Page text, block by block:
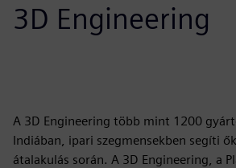
3D Engineering
A 3D Engineering több mint 1200
Indiában, ipari szegmensekben segíti
átalakulás során. A 3D Engineering, a